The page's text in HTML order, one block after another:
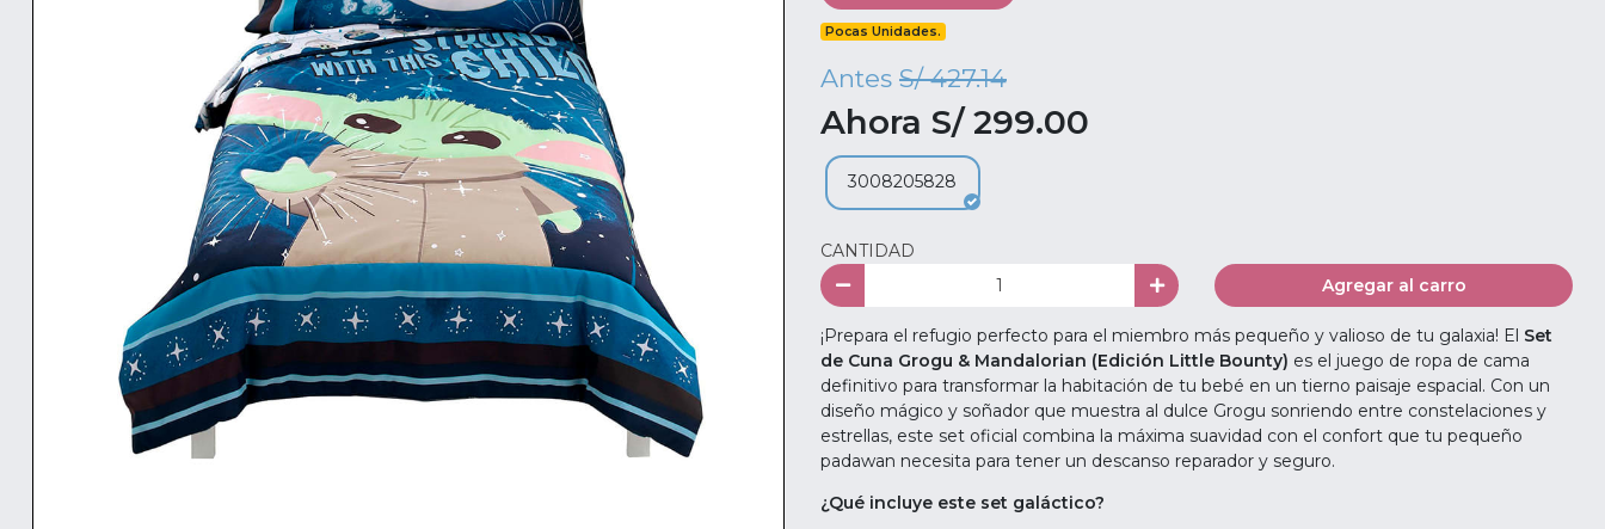
Pocas Unidades.
Antes S/ 427.14
Ahora S/ 299.00
3008205828
CANTIDAD
Agregar al carro
¡Prepara el refugio perfecto para el miembro más pequeño y valioso de tu galaxia! El Set
de Cuna Grogu & Mandalorian (Edición Little Bounty) es el juego de ropa de cama
definitivo para transformar la habitación de tu bebé en un tierno paisaje espacial. Con un
diseño mágico y soñador que muestra al dulce Grogu sonriendo entre constelaciones y
estrellas, este set oficial combina la máxima suavidad con el confort que tu pequeño
padawan necesita para tener un descanso reparador y seguro.
¿Qué incluye este set galáctico?